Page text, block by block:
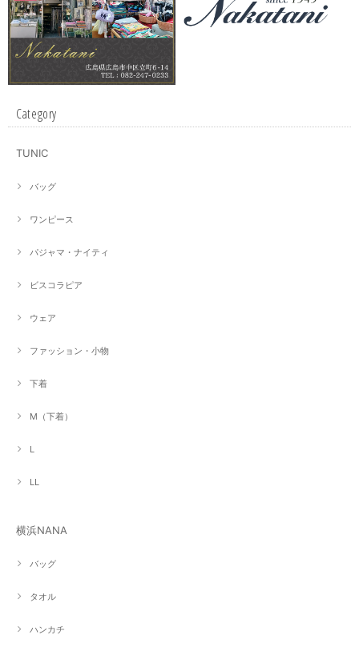
Category
TUNIC
バッグ
ワンピース
パジャマ・ナイティ
ビスコラピア
ウェア
ファッション・小物
下着
M（下着）
L
LL
横浜NANA
バッグ
タオル
ハンカチ